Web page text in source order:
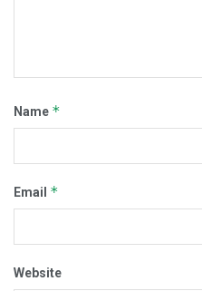
Name *
Email *
Website